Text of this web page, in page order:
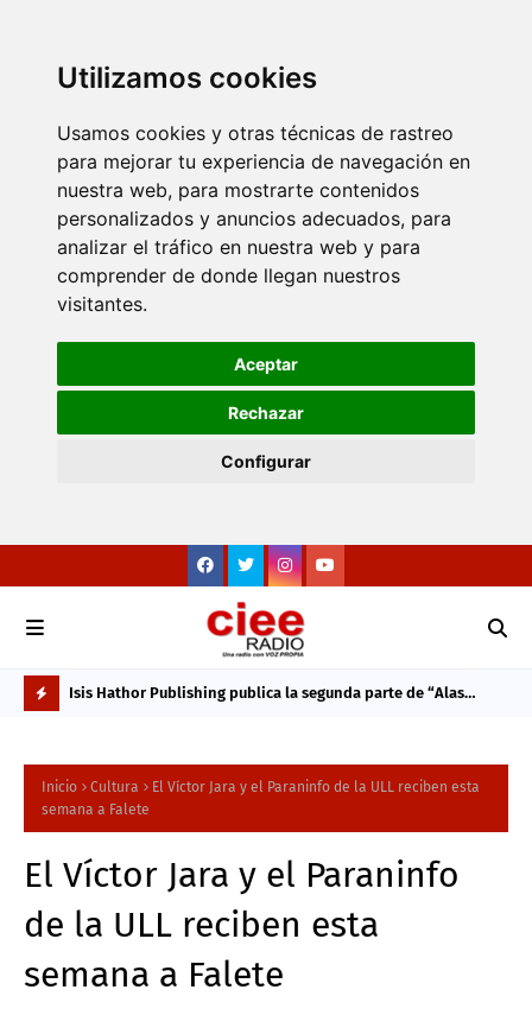
Utilizamos cookies
Usamos cookies y otras técnicas de rastreo
para mejorar tu experiencia de navegación en
nuestra web, para mostrarte contenidos
personalizados y anuncios adecuados, para
analizar el tráfico en nuestra web y para
comprender de donde llegan nuestros
visitantes.
Aceptar
Rechazar
Configurar
O
Á
S
V
S
las
Isis Hathor Publishing publica la segunda parte de “Alas
Alicia Luengo
Inicio Cultura
El Víctor Jara y el Paraninfo de la ULL reciben esta
semana a Falete
El Víctor Jara y el Paraninfo
de la ULL reciben esta
semana a Falete